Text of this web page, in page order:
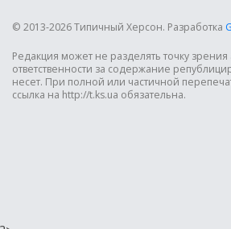
© 2013-2026 Типичный Херсон. Разработка
Редакция может не разделять точку зрения
ответственности за содержание
несет. При полной или частичной
ссылка на http://t.ks.ua обязательна.